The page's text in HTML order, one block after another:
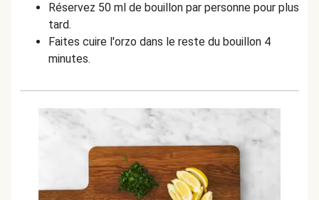
Réservez 50 ml de bouillon par personne pour plus
tard.
Faites cuire l'orzo dans le reste du bouillon 4
minutes.